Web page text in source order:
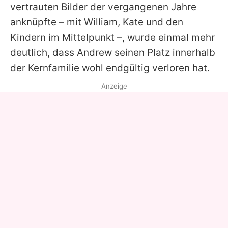
vertrauten Bilder der vergangenen Jahre
anknüpfte – mit William, Kate und den
Kindern im Mittelpunkt –, wurde einmal mehr
deutlich, dass Andrew seinen Platz innerhalb
der Kernfamilie wohl endgültig verloren hat.
Anzeige